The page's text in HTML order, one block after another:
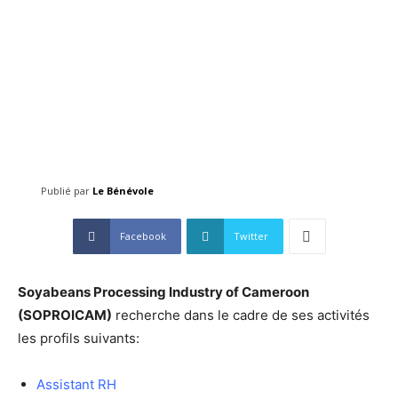
Publié par Le Bénévole
Facebook Twitter
Soyabeans Processing Industry of Cameroon
(SOPROICAM) recherche dans le cadre de ses activités
les profils suivants:
Assistant RH